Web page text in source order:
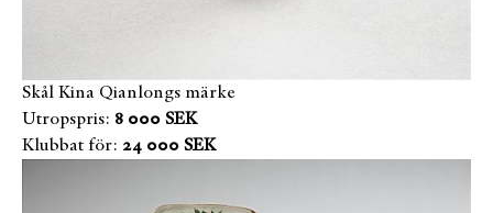
Skål Kina Qianlongs märke
Utropspris: 8 000 SEK
Klubbat för: 24 000 SEK